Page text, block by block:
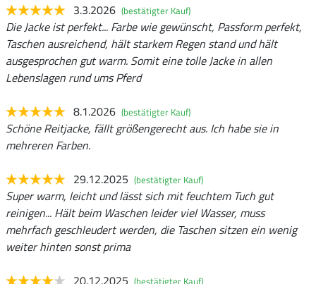
3.3.2026 (bestätigter Kauf)
Die Jacke ist perfekt... Farbe wie gewünscht, Passform perfekt,
Taschen ausreichend, hält starkem Regen stand und hält
ausgesprochen gut warm. Somit eine tolle Jacke in allen
Lebenslagen rund ums Pferd
8.1.2026 (bestätigter Kauf)
Schöne Reitjacke, fällt größengerecht aus. Ich habe sie in
mehreren Farben.
29.12.2025 (bestätigter Kauf)
Super warm, leicht und lässt sich mit feuchtem Tuch gut
reinigen... Hält beim Waschen leider viel Wasser, muss
mehrfach geschleudert werden, die Taschen sitzen ein wenig
weiter hinten sonst prima
20.12.2025 (bestätigter Kauf)